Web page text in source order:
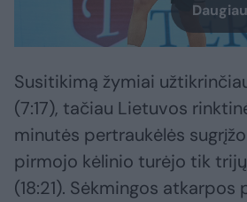
Susitikimą žymiai
(7:17), tačiau Lietuvos
minutės pertraukėlės
pirmojo kėlinio turėjo tik
(18:21). Sėkmingos